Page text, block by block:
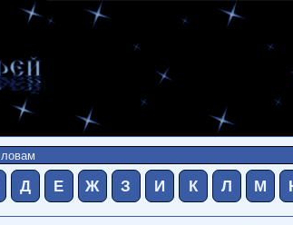
Д Е Ж З И К Л М